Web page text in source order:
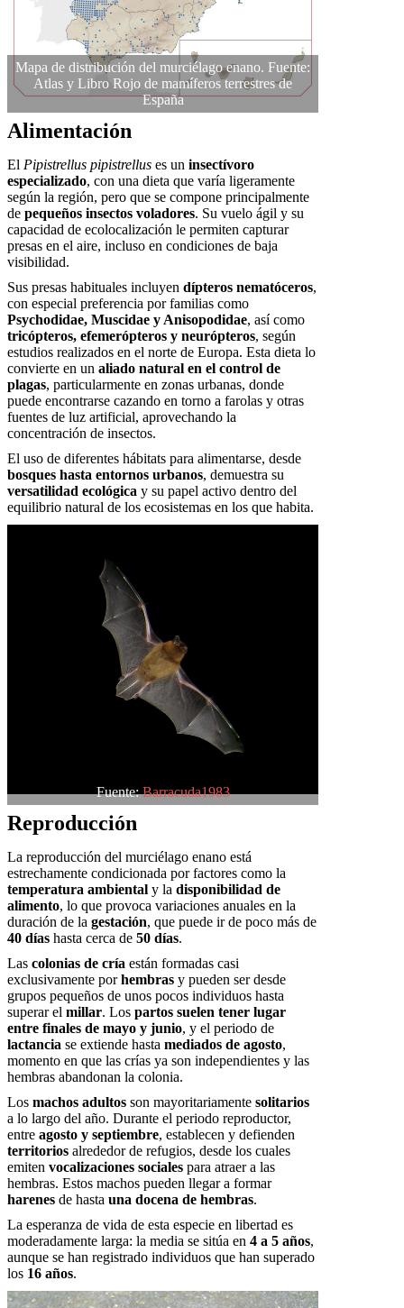
Mapa de distribución del murciélago enano. Fuente:
Atlas y Libro Rojo de mamíferos terrestres de
España
Alimentación
El Pipistrellus pipistrellus es un insectívoro
especializado, con una dieta que varía ligeramente
según la región, pero que se compone principalmente
de pequeños insectos voladores. Su vuelo ágil y su
capacidad de ecolocalización le permiten capturar
presas en el aire, incluso en condiciones de baja
visibilidad.
Sus presas habituales incluyen dípteros nematóceros,
con especial preferencia por familias como
Psychodidae, Muscidae y Anisopodidae, así como
tricópteros, efemerópteros y neurópteros, según
estudios realizados en el norte de Europa. Esta dieta lo
convierte en un aliado natural en el control de
plagas, particularmente en zonas urbanas, donde
puede encontrarse cazando en torno a farolas y otras
fuentes de luz artificial, aprovechando la
concentración de insectos.
El uso de diferentes hábitats para alimentarse, desde
bosques hasta entornos urbanos, demuestra su
versatilidad ecológica y su papel activo dentro del
equilibrio natural de los ecosistemas en los que habita.
Fuente:Barracuda1983
Reproducción
La reproducción del murciélago enano está
estrechamente condicionada por factores como la
temperatura ambiental y la disponibilidad de
alimento, lo que provoca variaciones anuales en la
duración de la gestación, que puede ir de poco más de
40 días hasta cerca de 50 días.
Las colonias de cría están formadas casi
exclusivamente porhembras y pueden ser desde
grupos pequeños de unos pocos individuos hasta
superar el millar. Los partos suelen tener lugar
entre finales de mayo y junio, y el periodo de
lactancia se extiende hasta mediados de agosto,
momento en que las crías ya son independientes y las
hembras abandonan la colonia.
Los machos adultos son mayoritariamente solitarios
a lo largo del año. Durante el periodo reproductor,
entre agosto y septiembre, establecen y defienden
territorios alrededor de refugios, desde los cuales
emiten vocalizaciones sociales para atraer a las
hembras. Estos machos pueden llegar a formar
harenes de hasta una docena de hembras.
La esperanza de vida de esta especie en libertad es
moderadamente larga: la media se sitúa en 4 a 5 años,
aunque se han registrado individuos que han superado
los 16 años.